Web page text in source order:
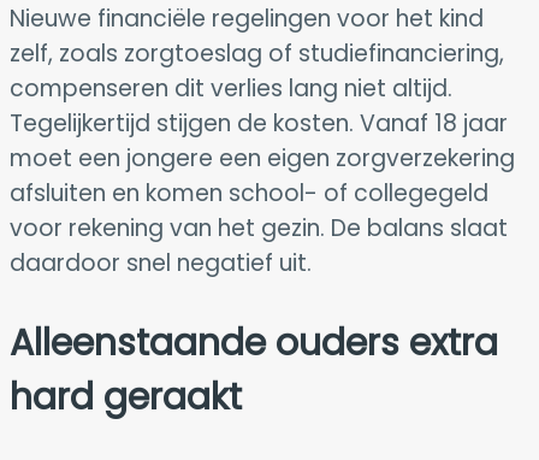
Nieuwe financiële regelingen voor het kind
zelf, zoals zorgtoeslag of studiefinanciering,
compenseren dit verlies lang niet altijd.
Tegelijkertijd stijgen de kosten. Vanaf 18 jaar
moet een jongere een eigen zorgverzekering
afsluiten en komen school- of collegegeld
voor rekening van het gezin. De balans slaat
daardoor snel negatief uit.
Alleenstaande ouders extra
hard geraakt